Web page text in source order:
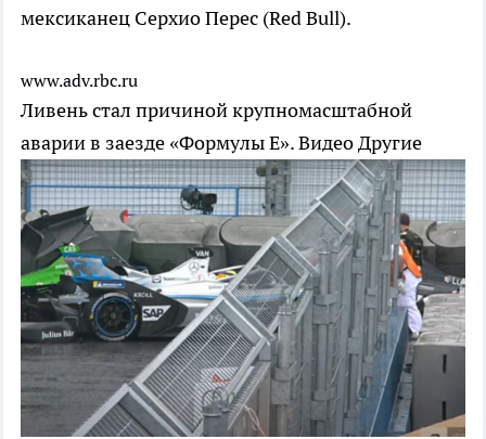
мексиканец Серхио Перес (Red Bull).
www.adv.rbc.ru
Ливень стал причиной крупномасштабной
аварии в заезде «Формулы E». ВидеоДругие